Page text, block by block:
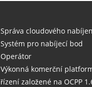
Správa cloudového
Systém pro nabíjecí bod
Operátor
Výkonná komerční
řízení založené na OCPP